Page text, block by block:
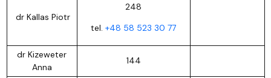
dr Kallas Piotr
248
tel. +48 58 523 30 77
dr Kizeweter
Anna
144